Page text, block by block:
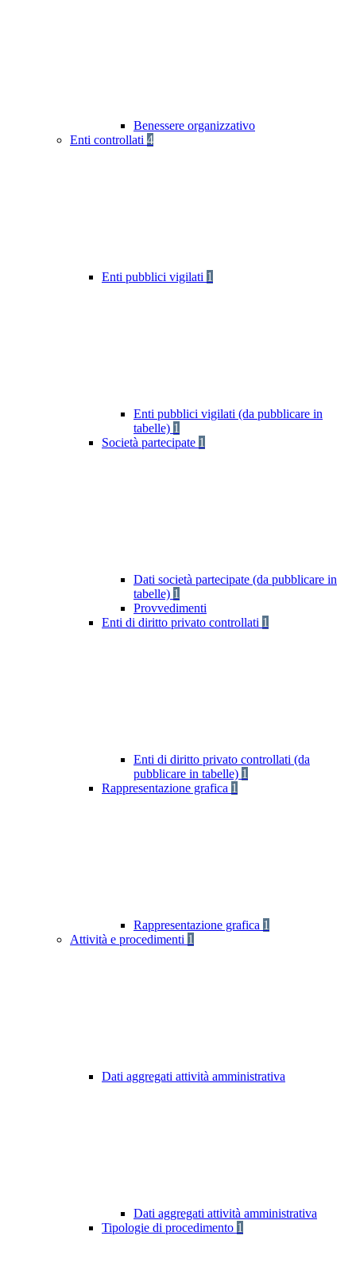
Benessere organizzativo
Enti controllati 4
Enti pubblici vigilati 1
Enti pubblici vigilati (da pubblicare in
tabelle) 1
Società partecipate 1
Dati società partecipate (da pubblicare in
tabelle) 1
Provvedimenti
Enti di diritto privato controllati 1
Enti di diritto privato controllati (da
pubblicare in tabelle) 1
Rappresentazione grafica 1
Rappresentazione grafica 1
Attività e procedimenti 1
Dati aggregati attività amministrativa
Dati aggregati attività amministrativa
Tipologie di procedimento 1